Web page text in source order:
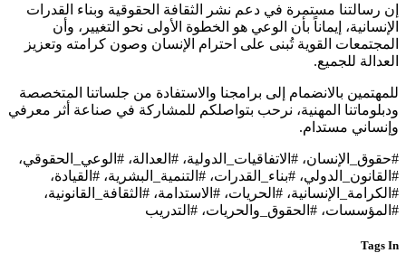
إن رسالتنا مستمرة في دعم نشر الثقافة الحقوقية وبناء القدرات
الإنسانية، إيماناً بأن الوعي هو الخطوة الأولى نحو التغيير، وأن
المجتمعات القوية تُبنى على احترام الإنسان وصون كرامته وتعزيز
العدالة للجميع.
للمهتمين بالانضمام إلى برامجنا والاستفادة من جلساتنا المتخصصة
ودبلوماتنا المهنية، نرحب بتواصلكم للمشاركة في صناعة أثر معرفي
وإنساني مستدام.
#حقوق_الإنسان، #الاتفاقيات_الدولية، #العدالة، #الوعي_الحقوقي،
#القانون_الدولي، #بناء_القدرات، #التنمية_البشرية، #القيادة،
#الكرامة_الإنسانية، #الحريات، #الاستدامة، #الثقافة_القانونية،
#المؤسسات، #الحقوق_والحريات، #التدريب
Tags In